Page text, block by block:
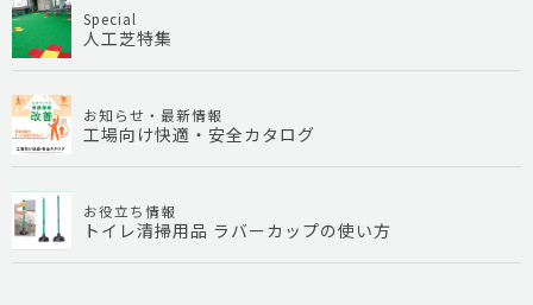
Special
人工芝特集
お知らせ・最新情報
工場向け快適・安全カタログ
お役立ち情報
トイレ清掃用品 ラバーカップの使い方